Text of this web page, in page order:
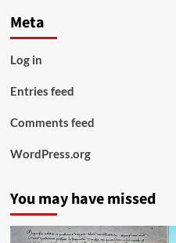
Meta
Log in
Entries feed
Comments feed
WordPress.org
You may have missed